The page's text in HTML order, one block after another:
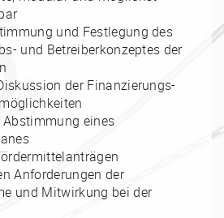
und Festlegung des
und Betreiberkonzeptes der
der Finanzierungs-
eines
Anforderungen der
und Mitwirkung bei der